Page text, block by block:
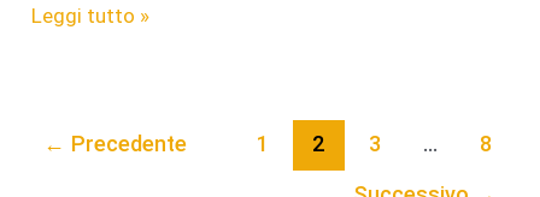
Formazione
Leggi tutto »
← Precedente 1 2 3 … 8